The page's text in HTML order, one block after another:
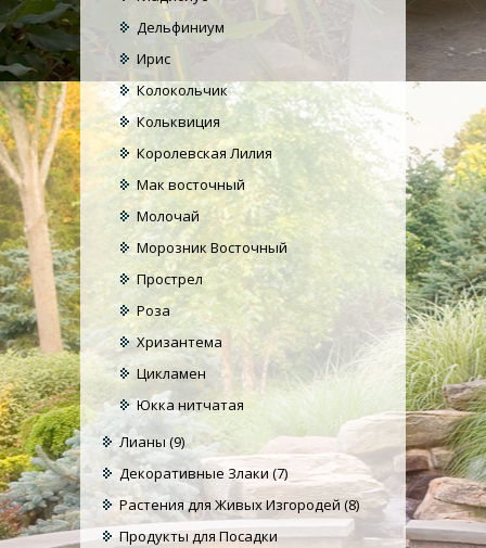
Дельфиниум
Ирис
Колокольчик
Кольквиция
Королевская Лилия
Мак восточный
Молочай
Морозник Восточный
Прострел
Роза
Хризантема
Цикламен
Юкка нитчатая
Лианы(9)
Декоративные Злаки(7)
Растения для Живых Изгородей (8)
Продукты для Посадки